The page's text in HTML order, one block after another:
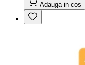
Adauga in cos